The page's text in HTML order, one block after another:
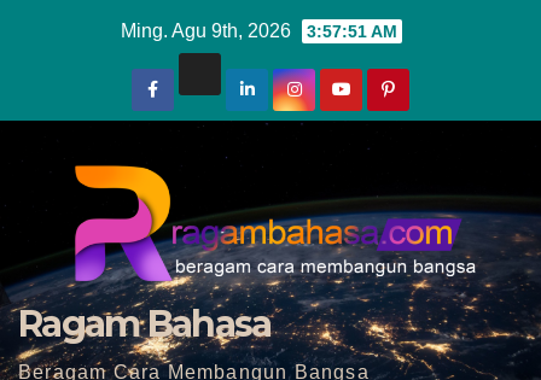
Ming. Agu 9th, 2026 3:57:53 AM
Ragam Bahasa
Beragam Cara Membangun Bangsa